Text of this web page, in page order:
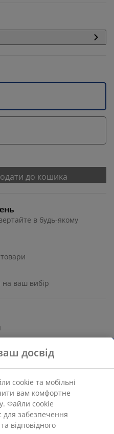
до кошика
в будь-якому
товари
на ваш вибір